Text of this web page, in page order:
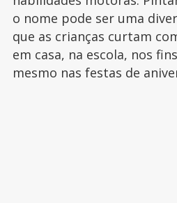
o nome pode ser uma
que as crianças curtam
em casa, na escola, nos
mesmo nas festas de